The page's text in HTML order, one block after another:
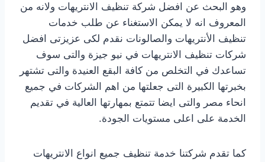
وهو البحث عن افضل شركة تنظيف الانتريهات ولانه من
المعروف انه لا يمكن الاستغناء عن طلب خدمات
تنظيف الأنتريهات والصالونات نقدم لكى عزيزتى افضل
شركات تنظيف الانتريهات في نيو جيزة والتى سوف
تساعدك في التخلص من كافة البقع العنيدة والتى تشتهر
بخبرتها الكبيرة التى جعلتها من اهم الشركات في جميع
انحاء مصر والتى ايضا تتمتع بمهارتها العالية في تقديم
الخدمة على اعلى مستويات الجودة.
كما تقدم شركتنا خدمة تنظيف جميع انواع الانتريهات